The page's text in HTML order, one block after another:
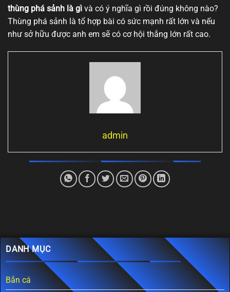
thùng phá sảnh là gì và có ý nghĩa gì rồi đúng không nào?
Thùng phá sảnh là tổ hợp bài có sức mạnh rất lớn và nếu
như sở hữu được anh em sẽ có cơ hội thắng lớn rất cao.
admin
DANH MỤC
Bắn cá